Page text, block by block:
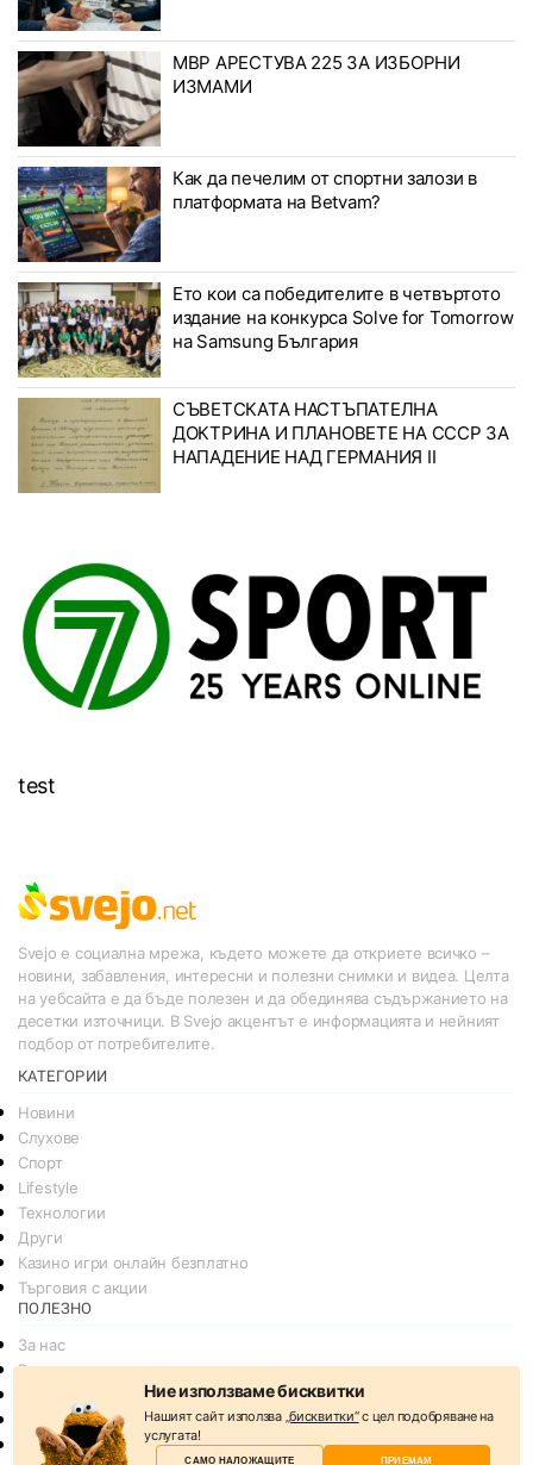
МВР АРЕСТУВА 225 ЗА ИЗБОРНИ
ИЗМАМИ
Как да печелим от спортни залози в
платформата на Betvam?
Ето кои са победителите в четвъртото
издание на конкурса Solve for Tomorrow
на Samsung България
СЪВЕТСКАТА НАСТЪПАТЕЛНА
ДОКТРИНА И ПЛАНОВЕТЕ НА СССР ЗА
НАПАДЕНИЕ НАД ГЕРМАНИЯ II
test
Svejo е социална мрежа, където можете да откриете всичко –
новини, забавления, интересни и полезни снимки и видеа. Целта
на уебсайта е да бъде полезен и да обединява съдържанието на
десетки източници. В Svejo акцентът е информацията и нейният
подбор от потребителите.
КАТЕГОРИИ
Новини
Слухове
Спорт
Lifestyle
Технологии
Други
Казино игри онлайн безплатно
Търговия с акции
ПОЛЕЗНО
За нас
Реклама
Условия за споделяне
Политика за поверителснот
Ние използваме бисквитки
Нашият сайт използва „бисквитки“с цел подобряване на
услугата!
САМО НАЛОЖАЩИТЕ ПРИЕМАМ